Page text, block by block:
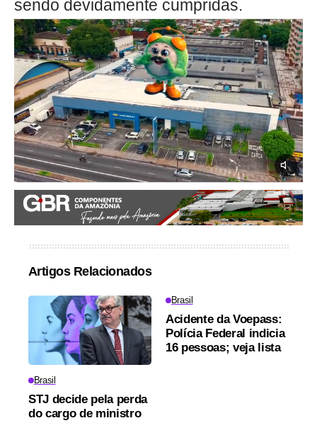
sendo devidamente cumpridas.
Artigos Relacionados
Brasil
STJ decide pela perda
do cargo de ministro
Brasil
Acidente da Voepass:
Polícia Federal indicia
16 pessoas; veja lista